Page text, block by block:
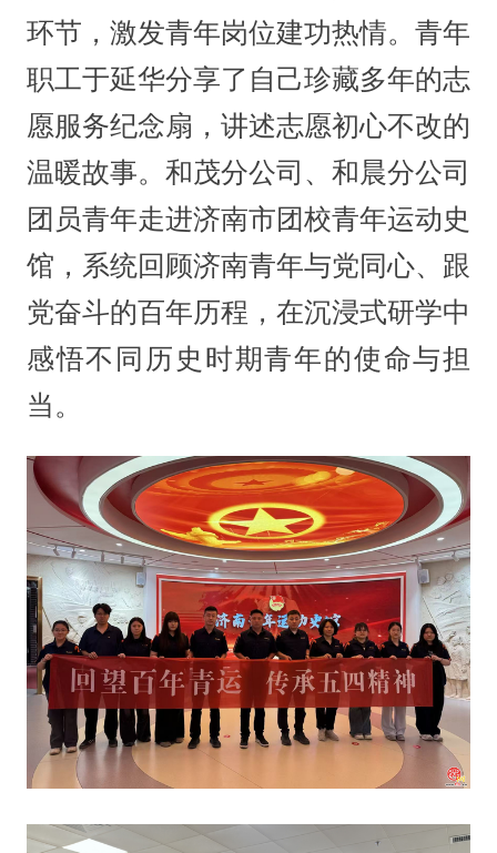
环节，激发青年岗位建功热情。青年
职工于延华分享了自己珍藏多年的志
愿服务纪念扇，讲述志愿初心不改的
温暖故事。和茂分公司、和晨分公司
团员青年走进济南市团校青年运动史
馆，系统回顾济南青年与党同心、跟
党奋斗的百年历程，在沉浸式研学中
感悟不同历史时期青年的使命与担
当。